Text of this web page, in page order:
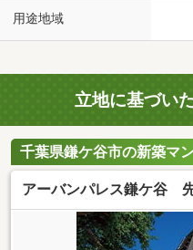
用途地域
立地に基づい
千葉県鎌ケ谷市の新築マ
アーバンパレス鎌ケ谷